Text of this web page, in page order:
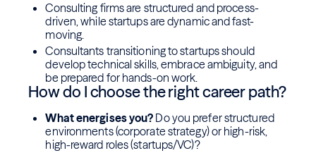
Consulting firms are structured and process-
driven, while startups are dynamic and fast-
moving.
Consultants transitioning to startups should
develop technical skills, embrace ambiguity, and
be prepared for hands-on work.
How do I choose the right career path?
What energises you? Do you prefer structured
environments (corporate strategy) or high-risk,
high-reward roles (startups/VC)?